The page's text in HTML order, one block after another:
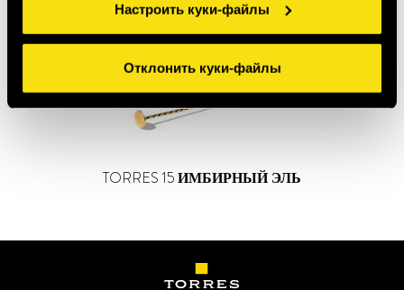
Настроить куки-файлы
Отклонить куки-файлы
TORRES 15ИМБИРНЫЙ ЭЛЬ